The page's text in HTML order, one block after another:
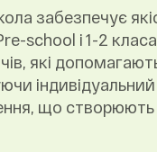
забезпечує
school і 1-2
які
що створюють